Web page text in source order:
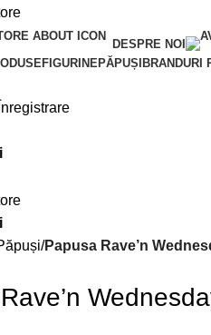
DESPRE NOI
FIGURINEPĂPUȘI BRANDURI
Papusa Rave’n